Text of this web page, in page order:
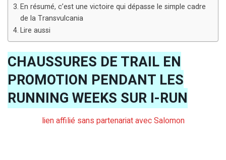
En résumé, c’est une victoire qui dépasse le simple cadre
de la Transvulcania
Lire aussi
CHAUSSURES DE TRAIL EN
PROMOTION PENDANT LES
RUNNING WEEKS SUR I-RUN
lien affilié sans partenariat avec Salomon